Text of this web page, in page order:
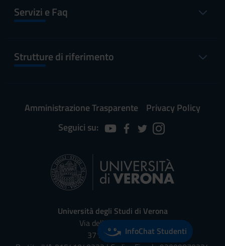
Servizi e Faq
Strutture di riferimento
Amministrazione Trasparente
Privacy Policy
Seguici su:
Università degli Studi di Verona
Via dell'Artigliere, 8
37129, VeronaInfoChat Studenti